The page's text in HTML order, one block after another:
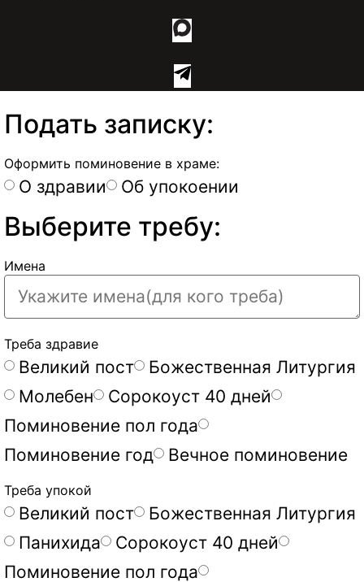
Подать записку:
Оформить поминовение в храме:
О здравии Об упокоении
Выберите требу:
Имена
Треба здравие
Великий пост
Божественная Литургия
Молебен
Сорокоуст 40 дней
Поминовение пол года
Поминовение год
Вечное поминовение
Треба упокой
Великий пост
Божественная Литургия
Панихида
Сорокоуст 40 дней
Поминовение пол года